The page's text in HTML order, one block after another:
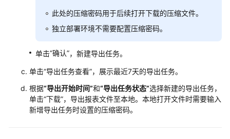
报
表
座
接
续
报
表
此处的压缩密码用于后续打开下载的压缩文件。
独立部署环境不需要配置压缩密码。
单击“确认”，新建导出任务。
单击“导出任务查看”，展示最近7天的导出任务。
根据“导出开始时间”和“导出任务状态”选择新建的导出任务，
单击“下载”，导出报表文件至本地。本地打开文件时需要输入
新增导出任务时设置的压缩密码。